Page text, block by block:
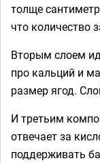
толще
что количество
Вторым слоем
про кальций и
размер ягод.
И третьим
отвечает за
поддерживать